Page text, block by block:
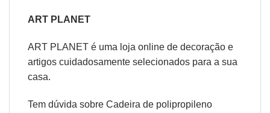
ART PLANET
ART PLANET é uma loja online de decoração e
artigos cuidadosamente selecionados para a sua
casa.
Tem dúvida sobre Cadeira de polipropileno